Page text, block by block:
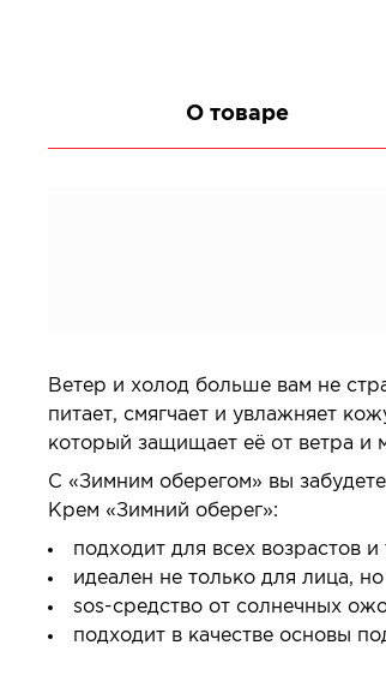
Все товары в категории
О товаре
Ветер и холод больше вам не
питает, смягчает и увлажняет
который защищает её от ветра и
С «Зимним оберегом» вы
Крем «Зимний оберег»:
подходит для всех возрастов
идеален не только для лица,
sos-средство от солнечных
подходит в качестве основы